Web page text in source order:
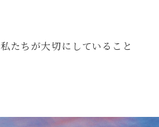
私たちが大切にしていること